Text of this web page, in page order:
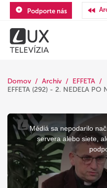
Podporte nás
Domov Archív
EFFETA
EFFETA (292) - 2. NEDEĽA PO
This
modal
window.
Médiá sa nepodarilo
servera alebo siete,